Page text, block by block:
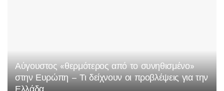
Αύγουστος «θερμότερος από το συνηθισμένο»
στην Ευρώπη – Τι δείχνουν οι προβλέψεις για την